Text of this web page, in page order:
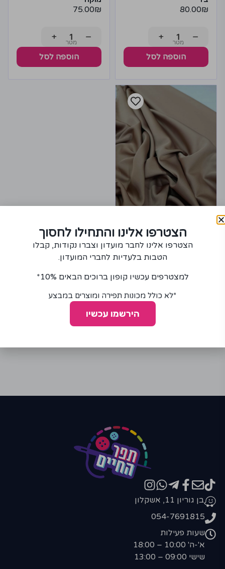
80.00₪
−
+
הוספה לסל
75.00₪
−
+
הוספה לסל
בד סאטן משי סאני בצבע
הוספה לסל
בן גוריון 11, אשקלון
054-7691815
שעות פעילות
א'-ה' 10:00 – 18:00
שישי 09:00 – 13:00
הצטרפו אלינו והתחילו לחסוך
הצטרפו אלינו לחבר מועדון וצברו נקודות, קבלו
הטבות בלעדיות לחברי המועדון.
למצטרפים עכשיו קופון ברוכים הבאים 10%*
*לא כולל מכונות תפירה ומוצרים במבצע
הירשמו עכשיו